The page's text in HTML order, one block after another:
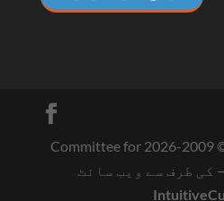
2026
Committee for
کی طرف سے ویب سائٹ